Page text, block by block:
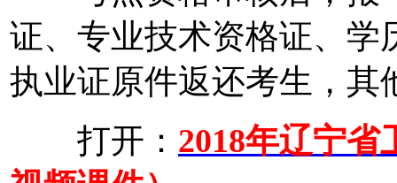
证、专业技术资格证、学
执业证原件返还考生，其
打开： 2018年辽宁